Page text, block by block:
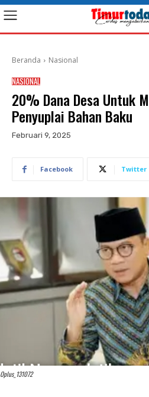
Beranda Nasional
NASIONAL
20% Dana Desa Untuk
Penyuplai Bahan Baku
Februari 9, 2025
Facebook Twitter
Oplus_131072